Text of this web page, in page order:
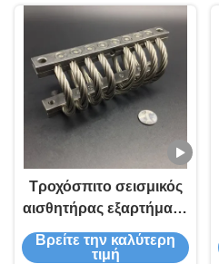
Τροχόσπιτο σεισμικός
αισθητήρας εξαρτήματα
μηχανής εύθραυστο
εξοπλισμό παράδοση
Βρείτε την καλύτερη
τιμή